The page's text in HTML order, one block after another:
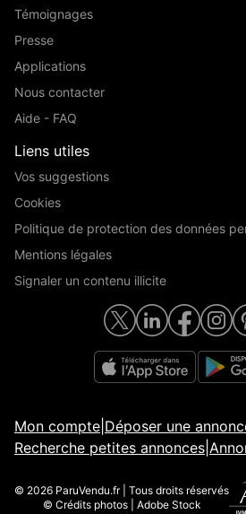
Témoignages
Presse
Applications
Nous contacter
Aide - FAQ
Liens utiles
Vos suggestions
Cookies
Politique de protection des données
Mentions légales
Signaler un contenu illicite
Mon compte Déposer une
Recherche petites annonces
© 2026 ParuVendu.fr | Tous droits réservés
© Crédits photos | Adobe Stock